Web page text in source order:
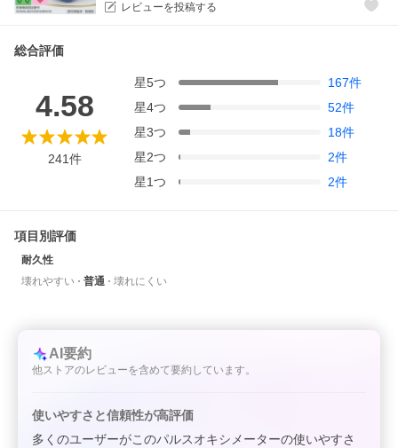
レビューを投稿する
総合評価
4.58
241件
星5つ 167件
星4つ 52件
星3つ 18件
星2つ 2件
星1つ 2件
項目別評価
耐久性
壊れやすい
普通 壊れにくい
AI要約
他ストアのレビューを含めて要約しています。
使いやすさと信頼性が高評価
多くのユーザーがこのパルスオキシメーターの使いやすさ